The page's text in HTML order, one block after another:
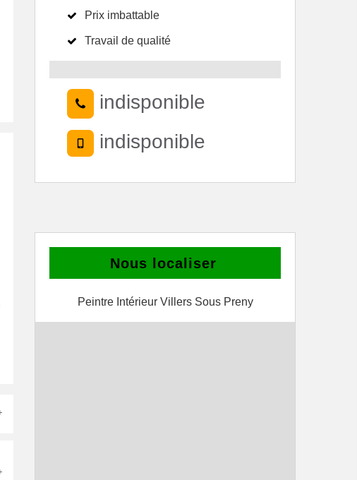
Prix imbattable
Travail de qualité
indisponible
indisponible
Nous localiser
Peintre Intérieur Villers Sous Preny